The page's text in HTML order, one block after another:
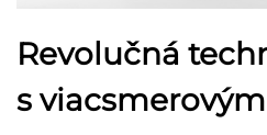
Revolučná
s